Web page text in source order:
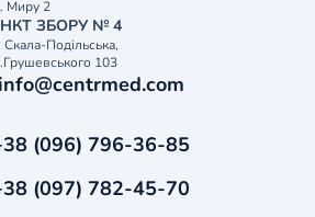
Миру 2
ЗБОРУ № 4
Скала-Подільська,
103
info@centrmed.com
(096) 796-36-85
(097) 782-45-70